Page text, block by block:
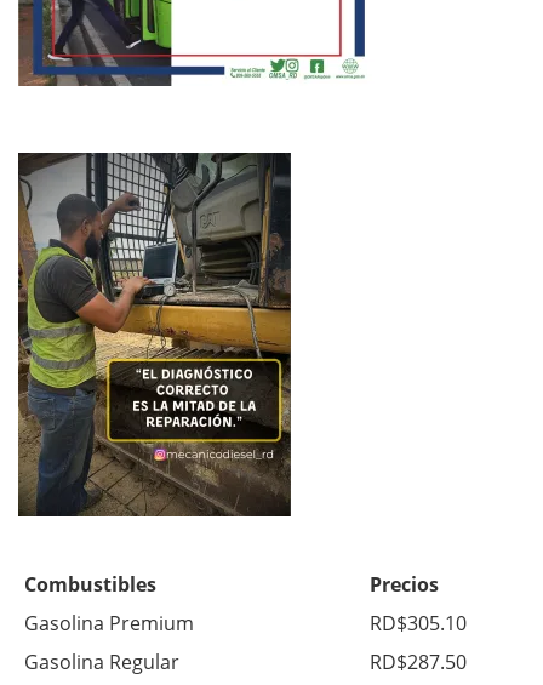
Combustibles
Precios
Gasolina Premium
RD$305.10
Gasolina Regular
RD$287.50